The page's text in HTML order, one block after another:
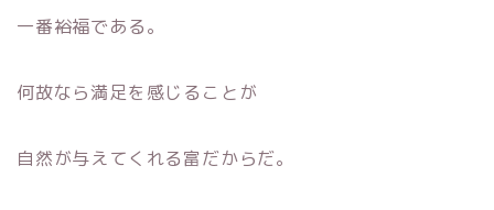
一番裕福である。
何故なら満足を感じることが
自然が与えてくれる富だからだ。